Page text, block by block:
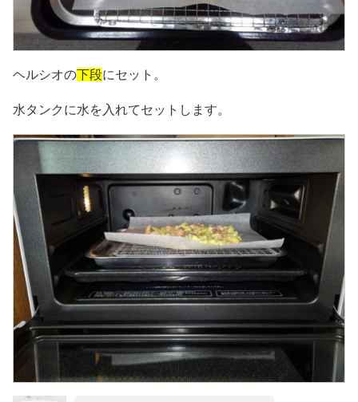
ヘルシオの下段にセット。
水タンクに水を入れてセットします。